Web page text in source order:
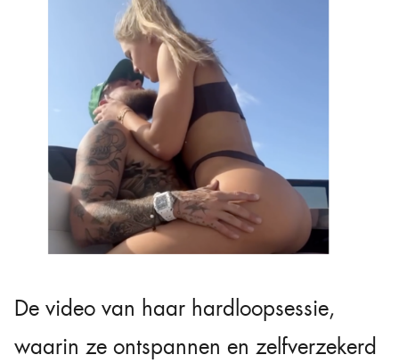
De video van haar hardloopsessie,
waarin ze ontspannen en zelfverzekerd